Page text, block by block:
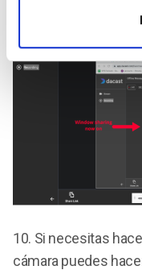
10. Si necesitas
cámara puedes